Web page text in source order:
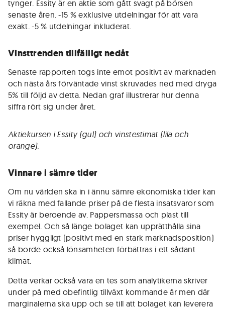
tynger. Essity är en aktie som gått svagt på börsen
senaste åren. -15 % exklusive utdelningar för att vara
exakt. -5 % utdelningar inkluderat.
Vinsttrenden tillfälligt nedåt
Senaste rapporten togs inte emot positivt av marknaden
och nästa års förväntade vinst skruvades ned med dryga
5% till följd av detta. Nedan graf illustrerar hur denna
siffra rört sig under året.
Aktiekursen i Essity (gul) och vinstestimat (lila och
orange).
Vinnare i sämre tider
Om nu världen ska in i ännu sämre ekonomiska tider kan
vi räkna med fallande priser på de flesta insatsvaror som
Essity är beroende av. Pappersmassa och plast till
exempel. Och så länge bolaget kan upprätthålla sina
priser hyggligt (positivt med en stark marknadsposition)
så borde också lönsamheten förbättras i ett sådant
klimat.
Detta verkar också vara en tes som analytikerna skriver
under på med obefintlig tillväxt kommande år men där
marginalerna ska upp och se till att bolaget kan leverera